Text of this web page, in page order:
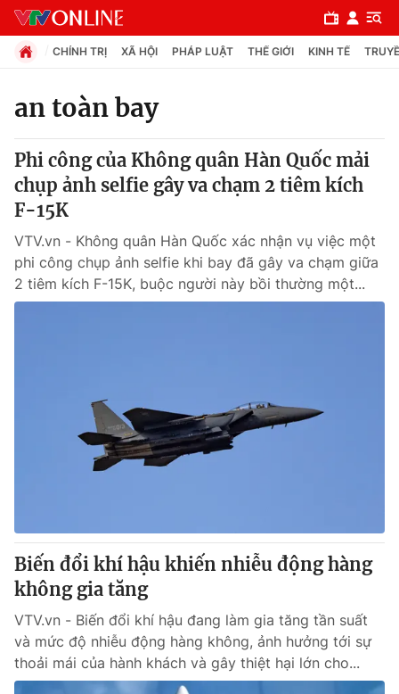
Chuyên mục
Chính trị
Pháp luật
Thế giới đó đây
Góc doanh nghiệp
Truyền hình
Phim VTV
Hậu trường
Nhân vật
Khán giả
Giải trí
Điện ảnh
Âm nhạc
Đời sống
Du lịch
CHÍNH TRỊ XÃ HỘI PHÁP LUẬT THẾ GIỚI KINH TẾ
an toàn bay
Phi công của Không quân Hàn Quốc mải
chụp ảnh selfie gây va chạm 2 tiêm kích
F-15K
VTV.vn - Không quân Hàn Quốc xác nhận vụ việc một
phi công chụp ảnh selfie khi bay đã gây va chạm giữa
2 tiêm kích F-15K, buộc người này bồi thường một...
Biến đổi khí hậu khiến nhiễu động hàng
không gia tăng
VTV.vn - Biến đổi khí hậu đang làm gia tăng tần suất
và mức độ nhiễu động hàng không, ảnh hưởng tới sự
thoải mái của hành khách và gây thiệt hại lớn cho...